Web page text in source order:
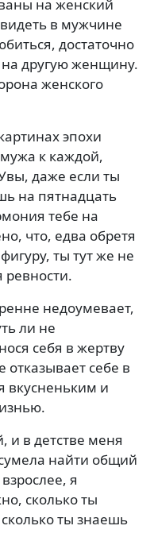
на женский
в мужчине
достаточно
другую женщину.
женского
эпохи
к каждой,
даже если ты
на пятнадцать
тебе на
что, едва обретя
ты тут же не
недоумевает,
ли не
себя в жертву
отказывает себе в
вкусненьким и
и в детстве меня
найти общий
я
сколько ты
ты знаешь